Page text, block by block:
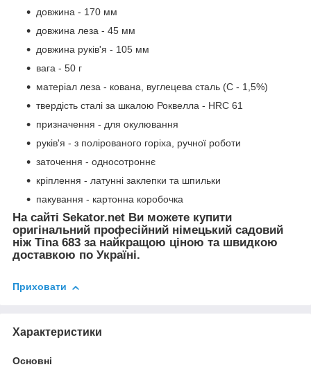
довжина - 170 мм
довжина леза - 45 мм
довжина руків'я - 105 мм
вага - 50 г
матеріал леза - кована, вуглецева сталь (С - 1,5%)
твердість сталі за шкалою Роквелла - HRC 61
призначення - для окулювання
руків'я - з полірованого горіха, ручної роботи
заточення - односотроннє
кріплення - латунні заклепки та шпильки
пакування - картонна коробочка
На сайті Sekator.net Ви можете купити
оригінальний професійний німецький садовий
ніж Tina 683 за найкращою ціною та швидкою
доставкою по Україні.
Приховати
Характеристики
Основні